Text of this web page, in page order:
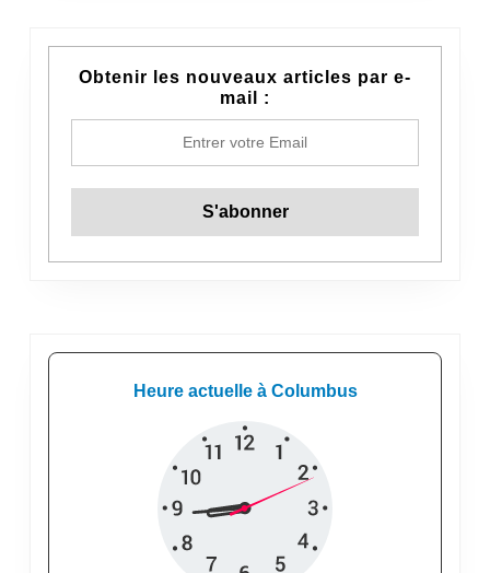
Obtenir les nouveaux articles par e-
mail :